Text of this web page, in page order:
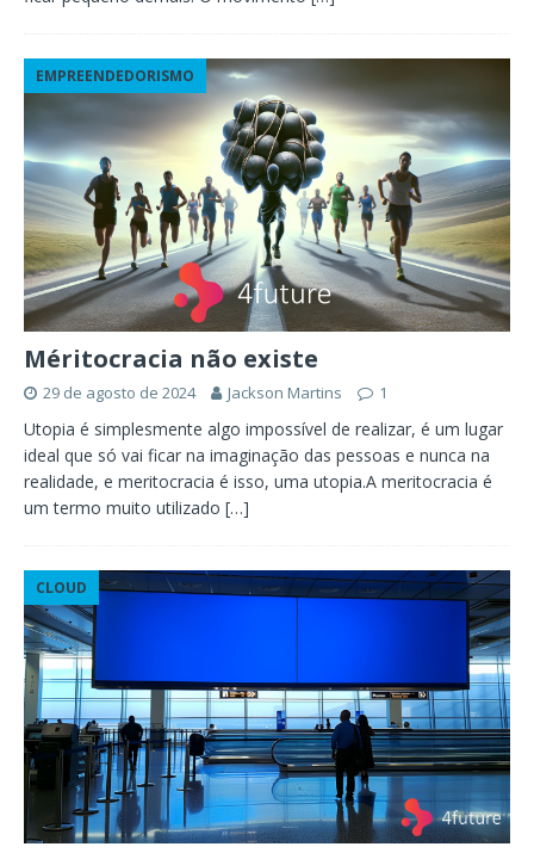
EMPREENDEDORISMO
Méritocracia não existe
29 de agosto de 2024 Jackson Martins 1
Utopia é simplesmente algo impossível de realizar, é um lugar
ideal que só vai ficar na imaginação das pessoas e nunca na
realidade, e meritocracia é isso, uma utopia.A meritocracia é
um termo muito utilizado […]
CLOUD